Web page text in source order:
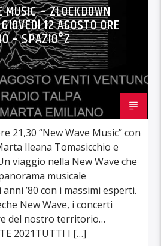
MUSIC – ZLOCKDOWN
12 AGOSTO ORE
– SPAZIO°Z
21,30 “New Wave Music” con
Ileana Tomasicchio e
viaggio nella New Wave che
musicale
’80 con i massimi esperti.
New Wave, i concerti
del nostro territorio…
2021TUTTI I […]